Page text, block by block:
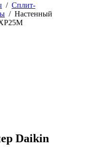
/ Сплит-
/ Настенный
Daikin